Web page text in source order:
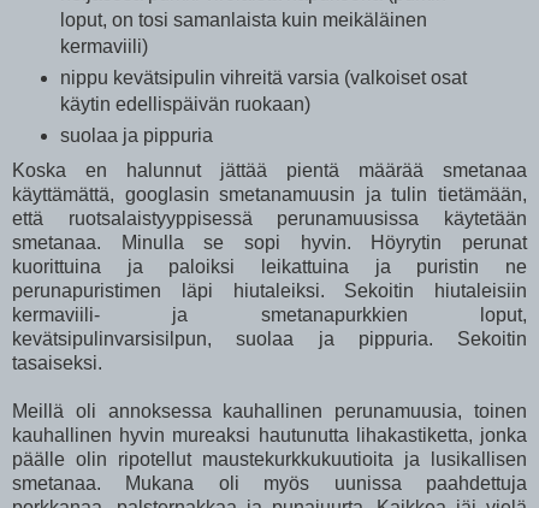
loput, on tosi samanlaista kuin meikäläinen
kermaviili)
nippu kevätsipulin vihreitä varsia (valkoiset osat
käytin edellispäivän ruokaan)
suolaa ja pippuria
Koska en halunnut jättää pientä määrää smetanaa
käyttämättä, googlasin smetanamuusin ja tulin tietämään,
että ruotsalaistyyppisessä perunamuusissa käytetään
smetanaa. Minulla se sopi hyvin. Höyrytin perunat
kuorittuina ja paloiksi leikattuina ja puristin ne
perunapuristimen läpi hiutaleiksi. Sekoitin hiutaleisiin
kermaviili- ja smetanapurkkien loput,
kevätsipulinvarsisilpun, suolaa ja pippuria. Sekoitin
tasaiseksi.
Meillä oli annoksessa kauhallinen perunamuusia, toinen
kauhallinen hyvin mureaksi hautunutta lihakastiketta, jonka
päälle olin ripotellut maustekurkkukuutioita ja lusikallisen
smetanaa. Mukana oli myös uunissa paahdettuja